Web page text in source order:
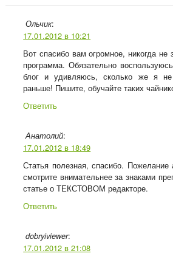
Ольчик:
17.01.2012 в 10:21
Вот спасибо вам огромное, никогда не
программа. Обязательно
блог и удивляюсь, сколько же я не
раньше! Пишите, обучайте таких
Ответить
Анатолий:
17.01.2012 в 18:49
Статья полезная, спасибо. Пожелание
смотрите внимательнее за знаками
статье о ТЕКСТОВОМ редакторе.
Ответить
dobryiviewer:
17.01.2012 в 21:08